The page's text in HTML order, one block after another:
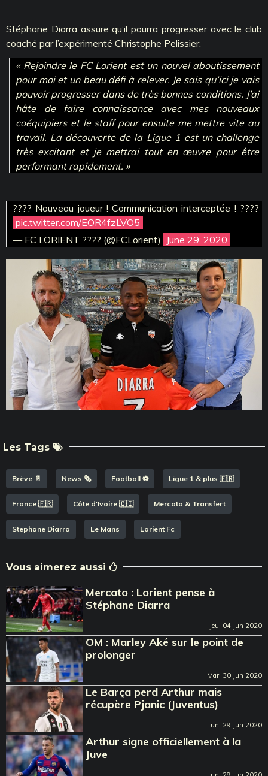
Stéphane Diarra assure qu’il pourra progresser avec le club
coaché par l’expérimenté Christophe Pelissier.
« Rejoindre le FC Lorient est un nouvel aboutissement
pour moi et un beau défi à relever. Je sais qu’ici je vais
pouvoir progresser dans de très bonnes conditions. J’ai
hâte de faire connaissance avec mes nouveaux
coéquipiers et le staff pour ensuite me mettre vite au
travail. La découverte de la Ligue 1 est un challenge
très excitant et je mettrai tout en œuvre pour être
performant rapidement. »
???? Nouveau joueur ! Communication interceptée ! ????
pic.twitter.com/EOR4fzLVO5
— FC LORIENT ???? (@FCLorient)
June 29, 2020
Les Tags
Brève 📄 News 🗞️ Football ⚽️ Ligue 1 & plus 🇫🇷
France 🇫🇷 Côte d'Ivoire 🇨🇮 Mercato & Transfert
Stephane Diarra Le Mans Lorient Fc
Vous aimerez aussi
Mercato : Lorient pense à
Stéphane Diarra
Jeu, 04 Jun 2020
OM : Marley Aké sur le point de
prolonger
Mar, 30 Jun 2020
Le Barça perd Arthur mais
récupère Pjanic (Juventus)
Lun, 29 Jun 2020
Arthur signe officiellement à la
Juve